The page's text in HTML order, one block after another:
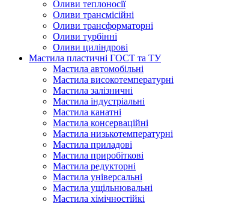
Оливи теплоносії
Оливи трансмісійні
Оливи трансформаторні
Оливи турбінні
Оливи циліндрові
Мастила пластичні ГОСТ та ТУ
Мастила автомобільні
Мастила високотемпературні
Мастила залізничні
Мастила індустріальні
Мастила канатні
Мастила консерваційні
Мастила низькотемпературні
Мастила приладові
Мастила приробіткові
Мастила редукторні
Мастила універсальні
Мастила ущільнювальні
Мастила хімічностійкі